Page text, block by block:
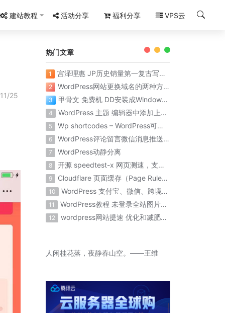
建站教程 活动分享 福利分享 VPS云
11/25
热门文章
1 宫泽理惠 JP历史销量第一复古写真集《Santa Fe》
2 WordPress网站更换域名的两种方法
3 甲骨文 免费机 DD安装成Windows系统 保姆级教程 百分百成功
4 WordPress 主题 编辑器中添加上传到 Chevereto图床
5 Wp shortcodes – WordPress可视化短代码简码
6 WordPress评论留言微信消息推送提醒
7 WordPress动静分离
8 开源 speedtest-x 网页测速，支持 docker 部署
9 Cloudflare 页面缓存（Page Rules）优化WordPress全站缓存配置规则
10 WordPress 支付宝、微信、跨境支付等支付插件
11 WordPress教程 未登录全站图片模糊
12 wordpress网站提速 优化和减肥wordpress数据库
人闲桂花落，夜静春山空。——王维